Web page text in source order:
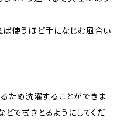
ば使うほど手になじむ風合い
ため洗濯することができま
どで拭きとるようにしてくだ